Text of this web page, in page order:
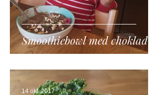
Smoothiebowl med choklad
14 okt. 2017